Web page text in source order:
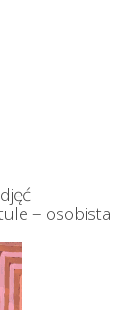
– osobista